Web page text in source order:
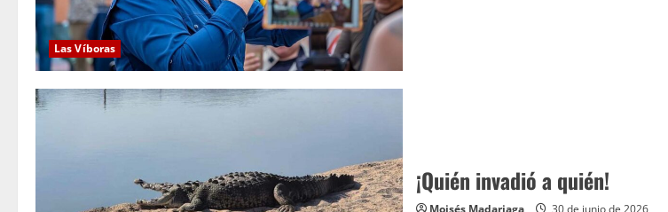
Las Víboras
¡Quién invadió a quién!
Moisés Madariaga 30 de junio de 2026